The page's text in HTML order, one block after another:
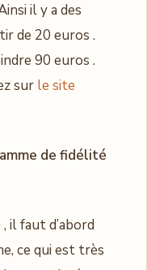
il y a des
de 20 euros .
90 euros .
sur le site
de fidélité
il faut d’abord
ce qui est très